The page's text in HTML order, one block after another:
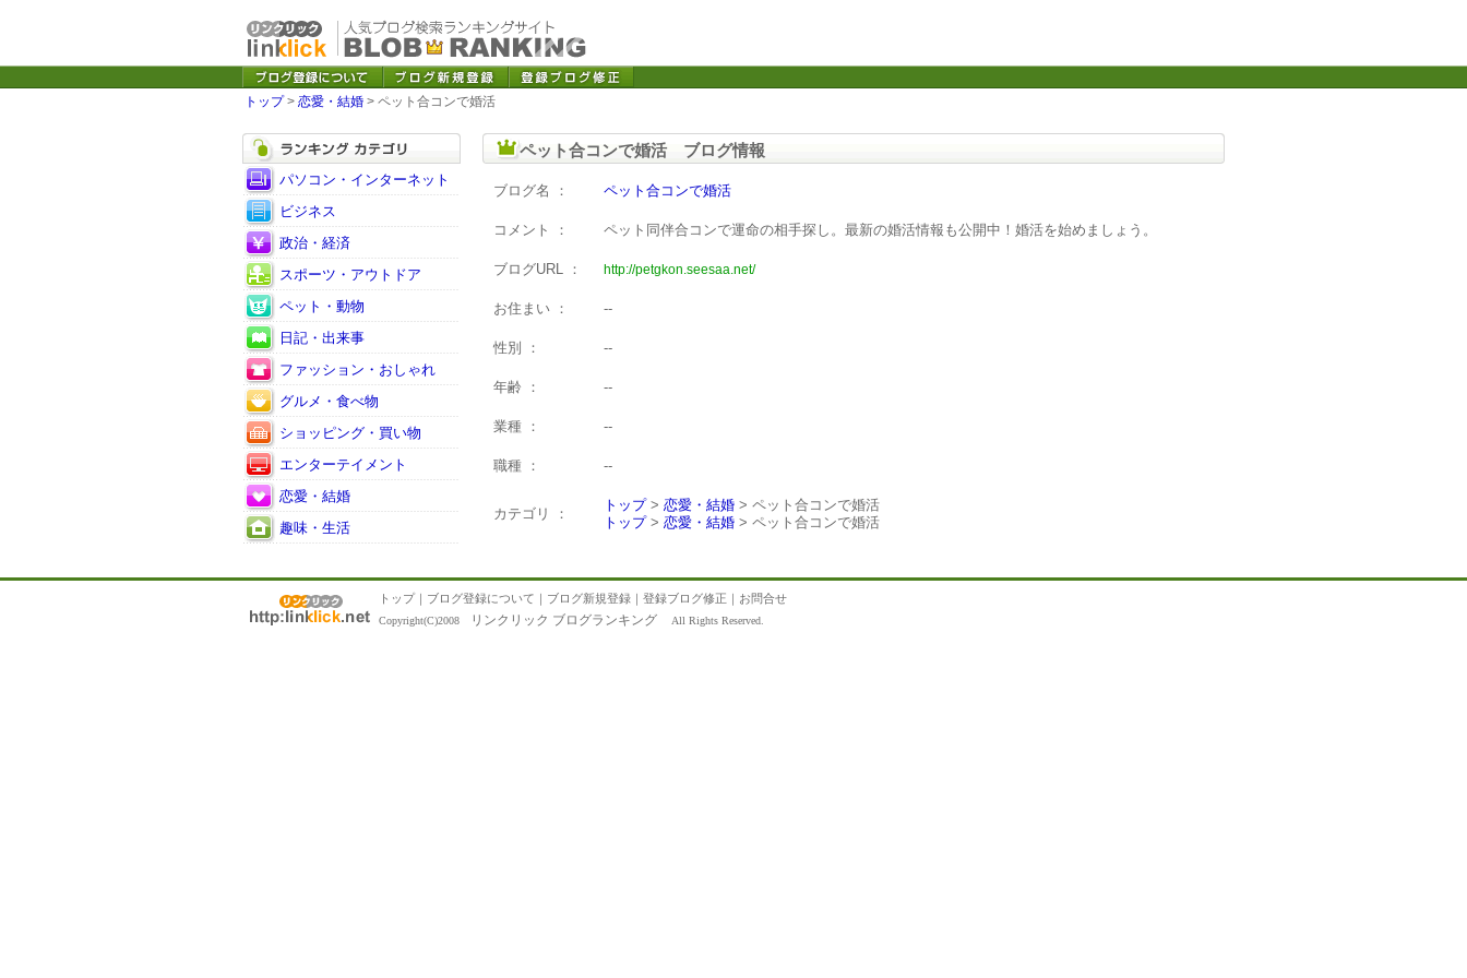
トップ> 恋愛・結婚 > ペット合コンで婚活
パソコン・インターネット
ビジネス
政治・経済
スポーツ・アウトドア
ペット・動物
日記・出来事
ファッション・おしゃれ
グルメ・食べ物
ショッピング・買い物
エンターテイメント
恋愛・結婚
趣味・生活
ペット合コンで婚活 ブログ情報
ブログ名 ： ペット合コンで婚活
コメント ： ペット同伴合コンで運命の相手探し。最新の婚活情報も公開中！婚活を始めましょう。
ブログURL ： http://petgkon.seesaa.net/
お住まい ： --
性別 ： --
年齢 ： --
業種 ： --
職種 ： --
カテゴリ ：
トップ> 恋愛・結婚 > ペット合コンで婚活
トップ> 恋愛・結婚 > ペット合コンで婚活
トップ｜ ブログ登録について ｜ ブログ新規登録 ｜ 登録ブログ修正 ｜ お問合せ
Copyright(C)2008 リンクリック ブログランキング All Rights Reserved.